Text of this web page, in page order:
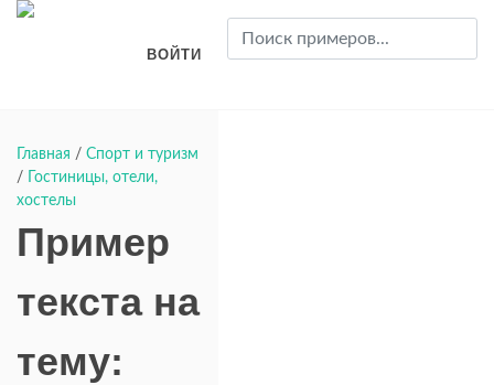
ВОЙТИ
Главная / Спорт и туризм
/
Гостиницы, отели,
хостелы
Пример
текста на
тему: